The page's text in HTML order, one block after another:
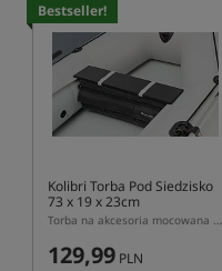
Bestseller!
Kolibri Torba Pod Siedzisko
73 x 19 x 23cm
Torba na akcesoria mocowana pod siedziskiem Kolibri
129,99 PLN